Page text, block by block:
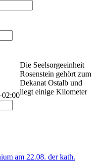
am 22.08. der kath.
Die Seelsorgeeinheit
Rosenstein gehört zum
Dekanat Ostalb und
liegt einige Kilometer